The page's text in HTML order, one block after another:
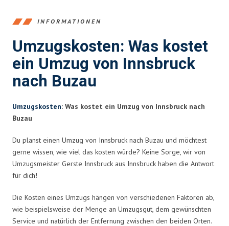
INFORMATIONEN
Umzugskosten: Was kostet
ein Umzug von Innsbruck
nach Buzau
Umzugskosten: Was kostet ein Umzug von Innsbruck nach
Buzau
Du planst einen Umzug von Innsbruck nach Buzau und möchtest
gerne wissen, wie viel das kosten würde? Keine Sorge, wir von
Umzugsmeister Gerste Innsbruck aus Innsbruck haben die Antwort
für dich!
Die Kosten eines Umzugs hängen von verschiedenen Faktoren ab,
wie beispielsweise der Menge an Umzugsgut, dem gewünschten
Service und natürlich der Entfernung zwischen den beiden Orten.